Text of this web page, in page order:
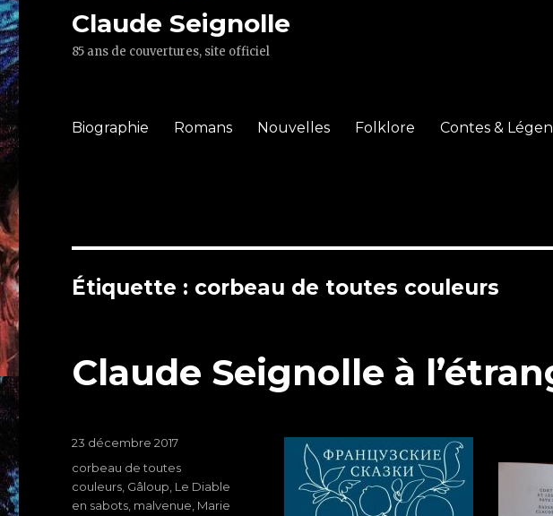
Claude Seignolle
85 ans de couvertures, site officiel
Biographie Romans Nouvelles Folklore Contes &
Étiquette : corbeau de toutes couleurs
Claude Seignolle à
Publié
23 décembre 2017
Étiquettes
corbeau de toutes
couleurs Gâloup Le Diable
en sabots malvenue Marie